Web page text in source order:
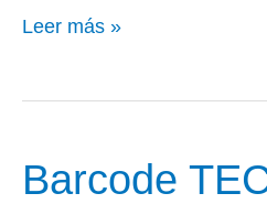
Leer más »
Barcode
Barcode